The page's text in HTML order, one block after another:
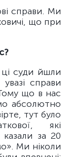
справи. Ми
що при
суди йшли
справи
що в нас
абсолютно
тут було
які
за 20
Ми ніколи